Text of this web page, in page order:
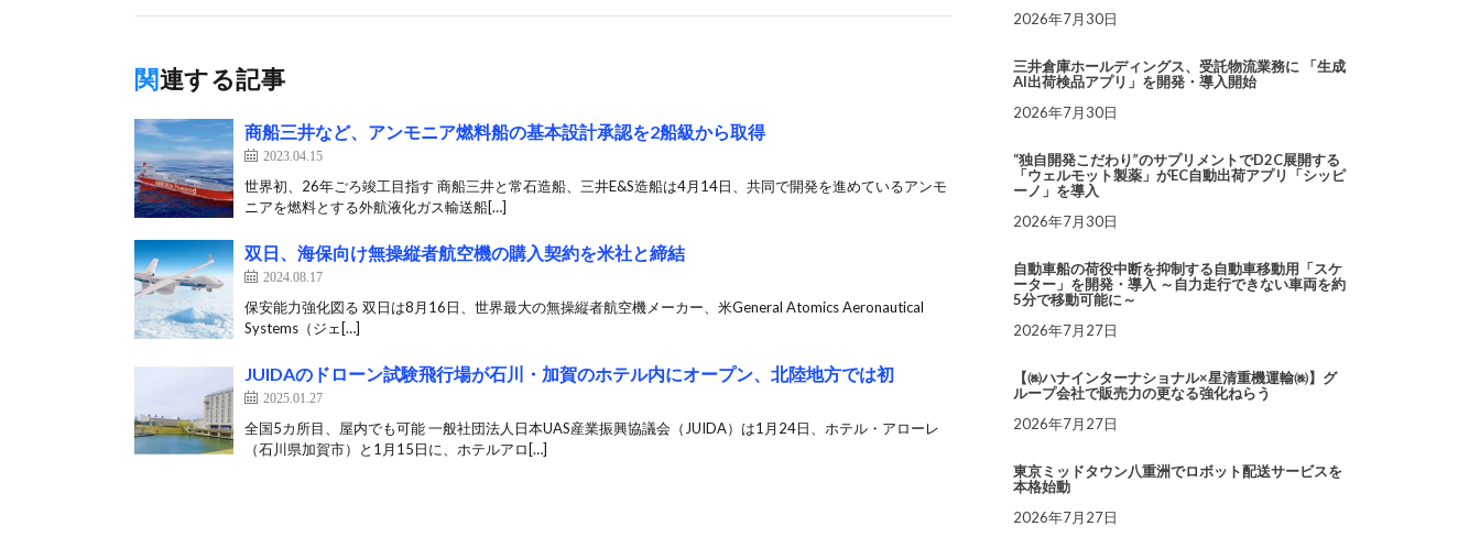
関連する記事
商船三井など、アンモニア燃料船の基本設計承認を2船級から取得
2023.04.15
世界初、26年ごろ竣工目指す 商船三井と常石造船、三井E&S造船は4月14日、共同で開発を進めているアンモ
ニアを燃料とする外航液化ガス輸送船[…]
双日、海保向け無操縦者航空機の購入契約を米社と締結
2024.08.17
保安能力強化図る 双日は8月16日、世界最大の無操縦者航空機メーカー、米General Atomics Aeronautical
Systems（ジェ[…]
JUIDAのドローン試験飛行場が石川・加賀のホテル内にオープン、北陸地方では初
2025.01.27
全国5カ所目、屋内でも可能 一般社団法人日本UAS産業振興協議会（JUIDA）は1月24日、ホテル・アローレ
（石川県加賀市）と1月15日に、ホテルアロ[…]
2026年7月30日
三井倉庫ホールディングス、受託物流業務に 「生成
AI出荷検品アプリ」を開発・導入開始
2026年7月30日
“独自開発こだわり”のサプリメントでD2C展開する
「ウェルモット製薬」がEC自動出荷アプリ「シッピ
ーノ」を導入
2026年7月30日
自動車船の荷役中断を抑制する自動車移動用「スケ
ーター」を開発・導入 ～自力走行できない車両を約
5分で移動可能に～
2026年7月27日
【㈱ハナインターナショナル×星清重機運輸㈱】グ
ループ会社で販売力の更なる強化ねらう
2026年7月27日
東京ミッドタウン八重洲でロボット配送サービスを
本格始動
2026年7月27日